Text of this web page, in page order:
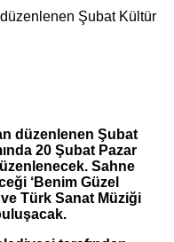
düzenlenen Şubat
20 Şubat Pazar
Sahne
‘Benim Güzel
Türk Sanat Müziği